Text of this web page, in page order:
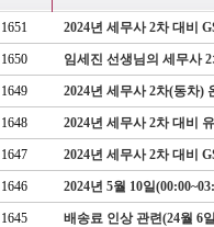
1651 2024년 세무사 2차 대비
1650 임세진 선생님의 세무사
1649 2024년 세무사 2차(동차)
1648 2024년 세무사 2차 대비
1647 2024년 세무사 2차 대비
1646 2024년 5월 10일
1645 배송료 인상 관련(24월 6